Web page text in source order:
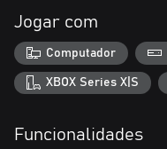
Jogar com
Computador
XBOX Series X|S
Funcionalidades